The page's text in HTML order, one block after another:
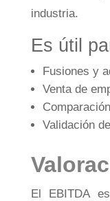
industria.
Es útil
Fusiones y
Venta de
Validación
El EBITDA